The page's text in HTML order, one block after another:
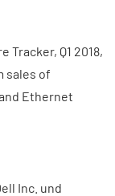
Tracker, Q1 2018,
sales of
Ethernet
Inc. und